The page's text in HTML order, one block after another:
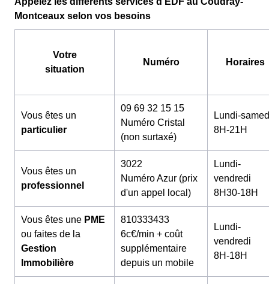
Montceaux selon vos besoins
Votre
situation
Numéro Horaires
Vous êtes un
particulier
09 69 32 15 15
Numéro Cristal
(non surtaxé)
Lundi-
8H-21H
Vous êtes un
professionnel
3022
Numéro Azur (prix
d'un appel local)
Lundi-
vendredi
8H30-18H
Vous êtes une PME
ou faites de la
Gestion
Immobilière
810333433
6c€/min + coût
supplémentaire
depuis un mobile
Lundi-
vendredi
8H-18H